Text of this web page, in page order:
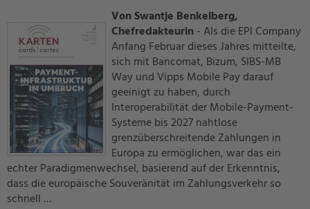
Von Swantje Benkelberg,
Chefredakteurin- Als die EPI Company
Anfang Februar dieses Jahres mitteilte,
sich mit Bancomat, Bizum, SIBS-MB
Way und Vipps Mobile Pay darauf
geeinigt zu haben, durch
Interoperabilität der Mobile-Payment-
Systeme bis 2027 nahtlose
grenzüberschreitende Zahlungen in
Europa zu ermöglichen, war das ein
echter Paradigmenwechsel, basierend auf der Erkenntnis,
dass die europäische Souveränität im Zahlungsverkehr so
schnell …